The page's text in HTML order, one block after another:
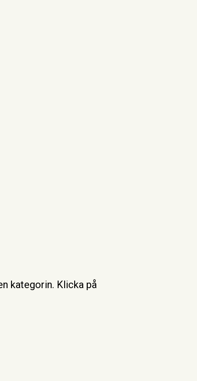
kategorin. Klicka på